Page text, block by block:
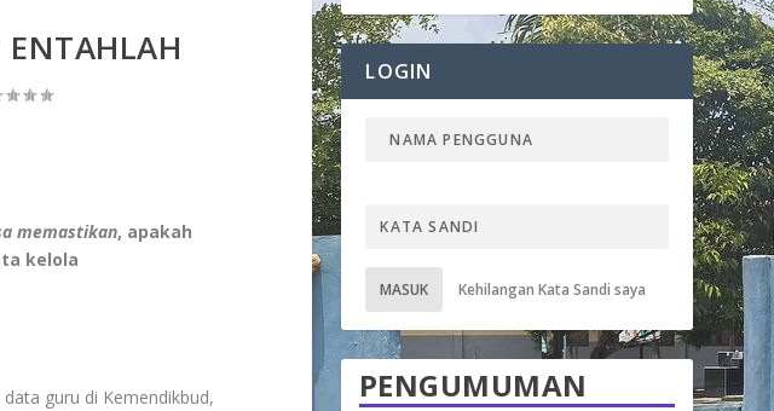
memastikan, apakah
kelola
guru di Kemendikbud,
LOGIN
MASUK Kehilangan Kata Sandi saya
PENGUMUMAN